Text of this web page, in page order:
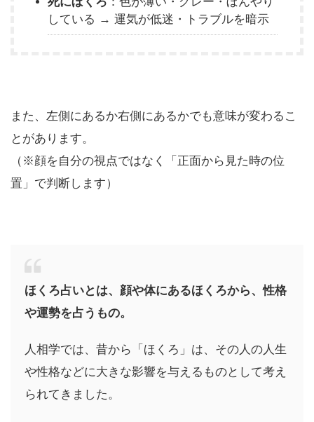
している → 運気が低迷・トラブルを暗示
また、左側にあるか右側にあるかでも意味が変わるこ
とがあります。
（※顔を自分の視点ではなく「正面から見た時の位
置」で判断します）
ほくろ占いとは、顔や体にあるほくろから、性格
や運勢を占うもの。
人相学では、昔から「ほくろ」は、その人の人生
や性格などに大きな影響を与えるものとして考え
られてきました。